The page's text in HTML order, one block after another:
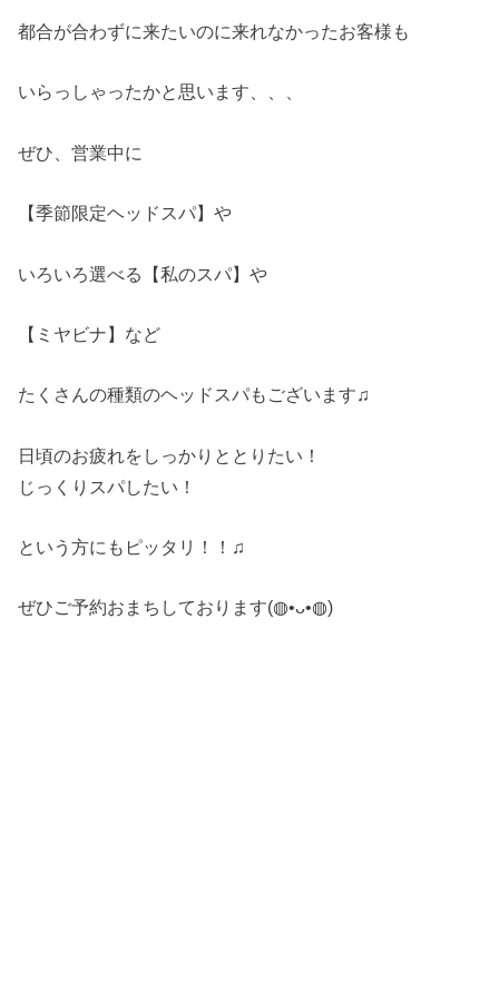
都合が合わずに来たいのに来れなかったお客様も
いらっしゃったかと思います、、、
ぜひ、営業中に
【季節限定ヘッドスパ】や
いろいろ選べる【私のスパ】や
【ミヤビナ】など
たくさんの種類のヘッドスパもございます♫
日頃のお疲れをしっかりととりたい！
じっくりスパしたい！
という方にもピッタリ！！♫
ぜひご予約おまちしております(◍•ᴗ•◍)